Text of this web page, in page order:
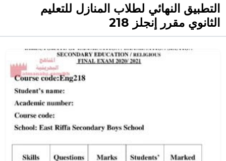
التطبيق النهائي لطلاب المنازل للتعليم
الثانوي مقرر إنجلز 218